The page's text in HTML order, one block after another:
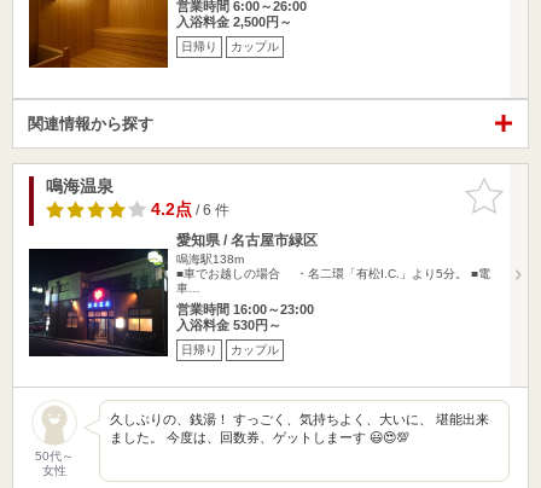
営業時間 6:00～26:00
入浴料金 2,500円～
日帰り カップル
関連情報から探す
お気に入
りに追加
鳴海温泉
4.2点/ 6 件
愛知県 / 名古屋市緑区
鳴海駅138m
■車でお越しの場合 ・名二環「有松I.C.」より5分。 ■電
車…
営業時間 16:00～23:00
入浴料金 530円～
日帰り カップル
50代～
女性
久しぶりの、銭湯！ すっごく、気持ちよく、大いに、 堪能出来
ました。 今度は、回数券、ゲットしまーす 😃😍💯